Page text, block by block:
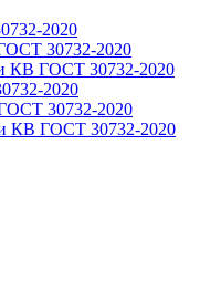
2020
30732-2020
КВ ГОСТ 30732-2020
2020
30732-2020
КВ ГОСТ 30732-2020